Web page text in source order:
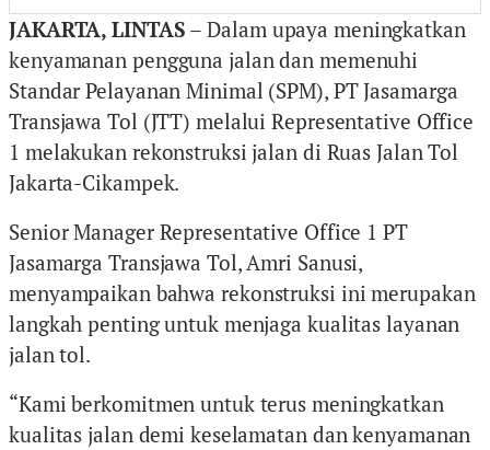
JAKARTA, LINTAS – Dalam upaya meningkatkan
kenyamanan pengguna jalan dan memenuhi
Standar Pelayanan Minimal (SPM), PT Jasamarga
Transjawa Tol (JTT) melalui Representative Office
1 melakukan rekonstruksi jalan di Ruas Jalan Tol
Jakarta-Cikampek.
Senior Manager Representative Office 1 PT
Jasamarga Transjawa Tol, Amri Sanusi,
menyampaikan bahwa rekonstruksi ini merupakan
langkah penting untuk menjaga kualitas layanan
jalan tol.
“Kami berkomitmen untuk terus meningkatkan
kualitas jalan demi keselamatan dan kenyamanan